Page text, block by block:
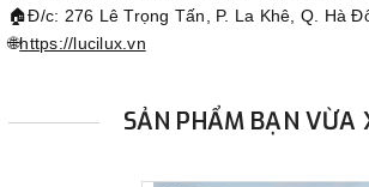
🏠Đ/c: 276 Lê Trọng Tấn, P. La Khê, Q. Hà
🌐https://lucilux.vn
SẢN PHẨM BẠN VỪA